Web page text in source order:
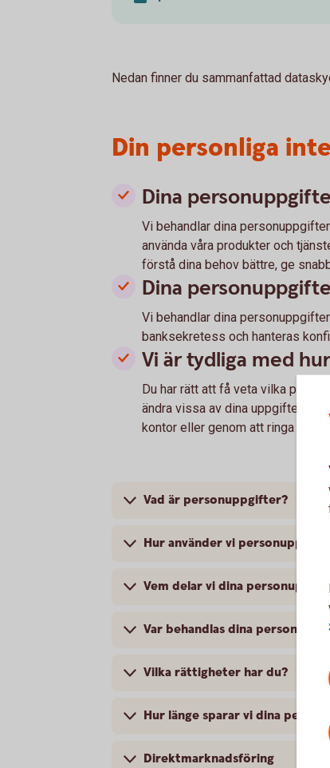
Nedan finner du sammanfattad
Din personliga
Dina
Vi behandlar dina
använda våra produkter och
förstå dina behov bättre, ge
Dina
Vi behandlar dina
banksekretess och hanteras
Vi är tydliga med
Du har rätt att få veta vilka
ändra vissa av dina uppgifter,
kontor eller genom att ringa
Vad är personuppgifter?
Hur använder vi
Vem delar vi dina
Var behandlas dina
Vilka rättigheter har du?
Hur länge sparar vi dina
Direktmarknadsföring